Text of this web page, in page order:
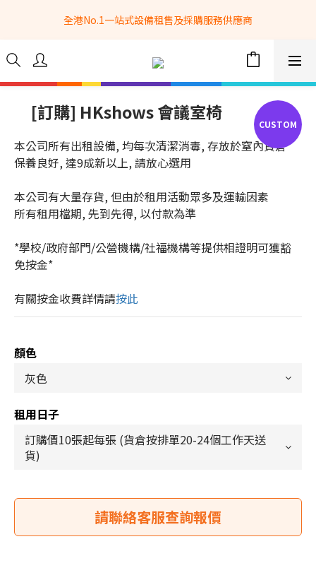
全港No.1一站式設備租售及採購服務供應商
全港No.1一站式設備租售及採購服務供應商
選購現貨產品全單滿$3500自家專送免運費 (只限網站落單, 不適用
於急單, 訂制產品, 屏風, 籠車, 舞台等)
info@hkbasket.com
全港No.1一站式設備租售及採購服務供應商
[訂購] HKshows 會議室椅
本公司所有出租設備, 均每次清潔消毒, 存放於窒內貨倉
保養良好, 達9成新以上, 請放心選用
本公司有大量存貨, 但由於租用活動眾多及運輸因素
所有租用檔期, 先到先得, 以付款為準
*學校/政府部門/公營機構/社福機構等提供相證明可獲豁
免按金*
有關按金收費詳情請按此
顏色
租用日子